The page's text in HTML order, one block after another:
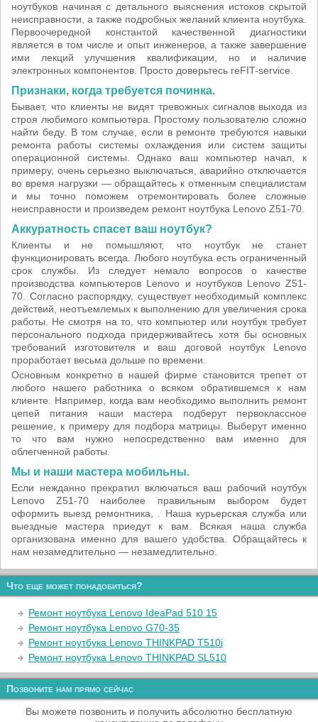
ноутбуков начиная с детального выяснения истоков скрытой
неисправности, а также подробных желаний клиента ноутбука.
Первоочередной константой качественной диагностики
является в том числе и опыт инженеров, а также завершение
ими лекций улучшения квалификации, но и наличие
электронных компонентов. Просто доверьтесь reFIT-service.
Признаки, когда требуется починка.
Бывает, что клиенты не видят тревожных сигналов выхода из
строя любимого компьютера. Простому пользователю сложно
найти беду. В том случае, если в ремонте требуются навыки
ремонта работы системы охлаждения или систем защиты
операционной системы. Однако ваш компьютер начал, к
примеру, очень серьезно выключаться, аварийно отключается
во время нагрузки — обращайтесь к отменным специалистам
и мы точно поможем отремонтировать более сложные
неисправности и произведем ремонт ноутбука Lenovo Z51-70.
Аккуратность спасет ваш ноутбук?
Клиенты и не помышляют, что ноутбук не станет
функционировать всегда. Любого ноутбука есть ограниченный
срок службы. Из следует немало вопросов о качестве
производства компьютеров Lenovo и ноутбуков Lenovo Z51-
70. Согласно распорядку, существует необходимый комплекс
действий, неотъемлемых к выполнению для увеличения срока
работы. Не смотря на то, что компьютер или ноутбук требует
персонального подхода придерживайтесь хотя бы основных
требований изготовителя и ваш договой ноутбук Lenovo
проработает весьма дольше по времени.
Основным конкретно в нашей фирме становится трепет от
любого нашего работника о всяком обратившемся к нам
клиенте. Например, когда вам необходимо выполнить ремонт
цепей питания наши мастера подберут первоклассное
решение, к примеру для подбора матрицы. Выберут именно
то что вам нужно непосредственно вам именно для
облегченной работы.
Мы и наши мастера мобильны.
Если нежданно прекратил включаться ваш рабочий ноутбук
Lenovo Z51-70 наиболее правильным выбором будет
оформить выезд ремонтника, . Наша курьерская служба или
выездные мастера приедут к вам. Всякая наша служба
организована именно для вашего удобства. Обращайтесь к
нам незамедлительно — незамедлительно.
Что еще может понадобиться?
Ремонт ноутбука Lenovo IdeaPad 510 15
Ремонт ноутбука Lenovo G70-35
Ремонт ноутбука Lenovo THINKPAD T510i
Ремонт ноутбука Lenovo THINKPAD SL510
Позвоните нам прямо сейчас
Вы можете позвонить и получить абсолютно бесплатную